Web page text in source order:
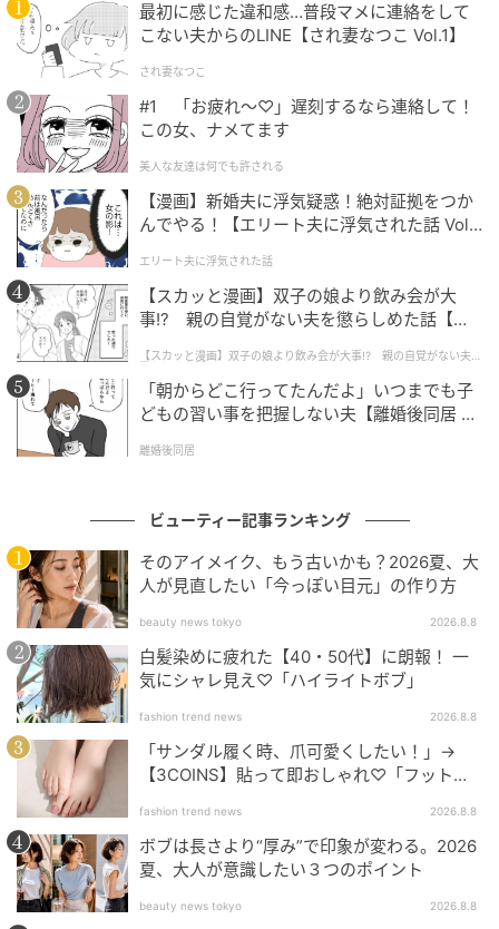
出典:beautyまとめ
メイクブラシがTOP10に入るのは異例のこと♪ 本商品
は主にフェイスパウダー用として発売されたブラシで
すが、@cosmeのクチコミを見ると「シェーディン
グ」や「チーク」の用途で愛用している生活者が多い
ディング用」というワードが前年同期比1.4倍に増える
など、顔に立体感や陰影をつくるメイクへの注目が高
まっています。そのトレンドをまさに体現した受賞と
いえそうです♡
第3位
Anua ビタミン10ポアストリクスセラム
最初に感じた違和感…普段マメに連絡をして
こない夫からのLINE【され妻なつこ Vol.1】
され妻なつこ
#1 「お疲れ〜♡」遅刻するなら連絡して！
この女、ナメてます
美人な友達は何でも許される
【漫画】新婚夫に浮気疑惑！絶対証拠をつか
んでやる！【エリート夫に浮気された話 Vol.
エリート夫に浮気された話
【スカッと漫画】双子の娘より飲み会が大
事!? 親の自覚がない夫を懲らしめた話【第1
【スカッと漫画】双子の娘より飲み会が大事!? 親の自覚がない夫を
懲らしめた話
「朝からどこ行ってたんだよ」いつまでも子
どもの習い事を把握しない夫【離婚後同居 Vo
離婚後同居
ビューティー記事ランキング
そのアイメイク、もう古いかも？2026夏、大
人が見直したい「今っぽい目元」の作り方
beauty news tokyo 2026.8.8
白髪染めに疲れた【40・50代】に朗報！ 一
気にシャレ見え♡「ハイライトボブ」
fashion trend news 2026.8.8
「サンダル履く時、爪可愛くしたい！」→
【3COINS】貼って即おしゃれ♡「フット用
fashion trend news 2026.8.8
ボブは長さより“厚み”で印象が変わる。2026
夏、大人が意識したい３つのポイント
beauty news tokyo 2026.8.8